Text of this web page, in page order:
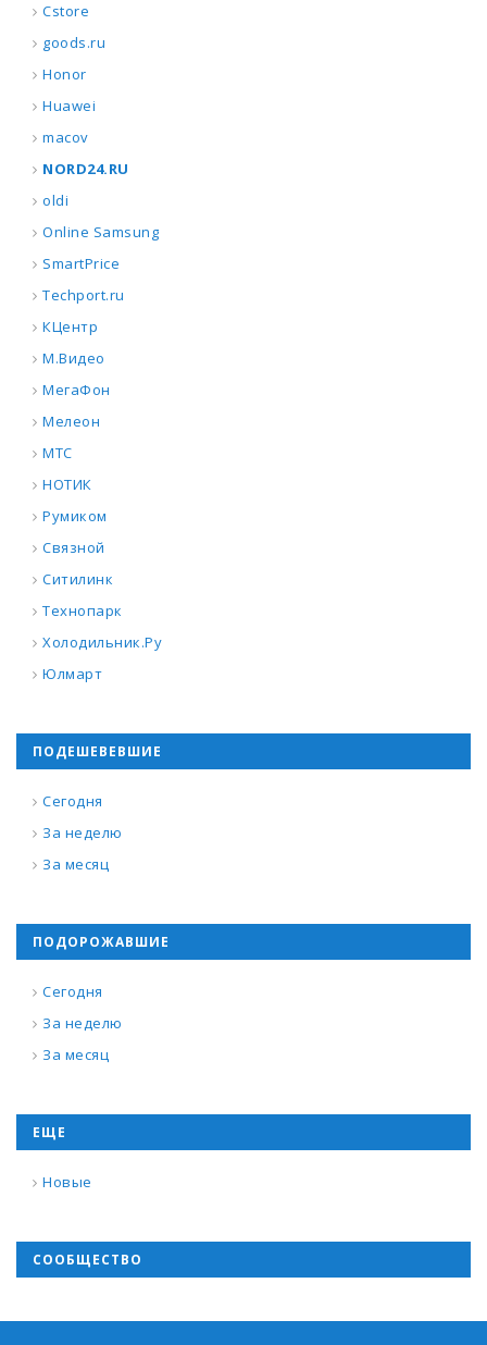
Cstore
goods.ru
Honor
Huawei
macov
NORD24.RU
oldi
Online Samsung
SmartPrice
Techport.ru
КЦентр
М.Видео
МегаФон
Мелеон
МТС
НОТИК
Румиком
Связной
Ситилинк
Технопарк
Холодильник.Ру
Юлмарт
ПОДЕШЕВЕВШИЕ
Сегодня
За неделю
За месяц
ПОДОРОЖАВШИЕ
Сегодня
За неделю
За месяц
ЕЩЕ
Новые
СООБЩЕСТВО